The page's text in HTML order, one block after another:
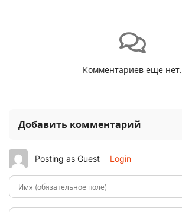
Комментариев еще нет.
Добавить комментарий
Posting as Guest Login
Имя (обязательное поле)